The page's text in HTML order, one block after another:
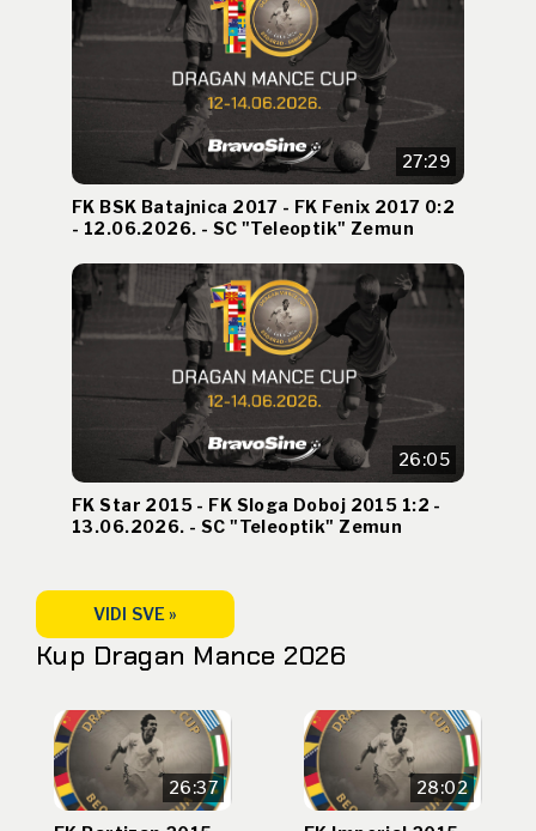
27:29
FK BSK Batajnica 2017 - FK Fenix 2017 0:2
- 12.06.2026. - SC "Teleoptik" Zemun
26:05
FK Star 2015 - FK Sloga Doboj 2015 1:2 -
13.06.2026. - SC "Teleoptik" Zemun
VIDI SVE »
Kup Dragan Mance 2026
26:37 28:02